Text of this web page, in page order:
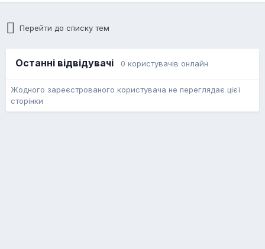
Перейти до списку тем
Останні відвідувачі 0 користувачів онлайн
Жодного зареєстрованого користувача не переглядає цієї
сторінки